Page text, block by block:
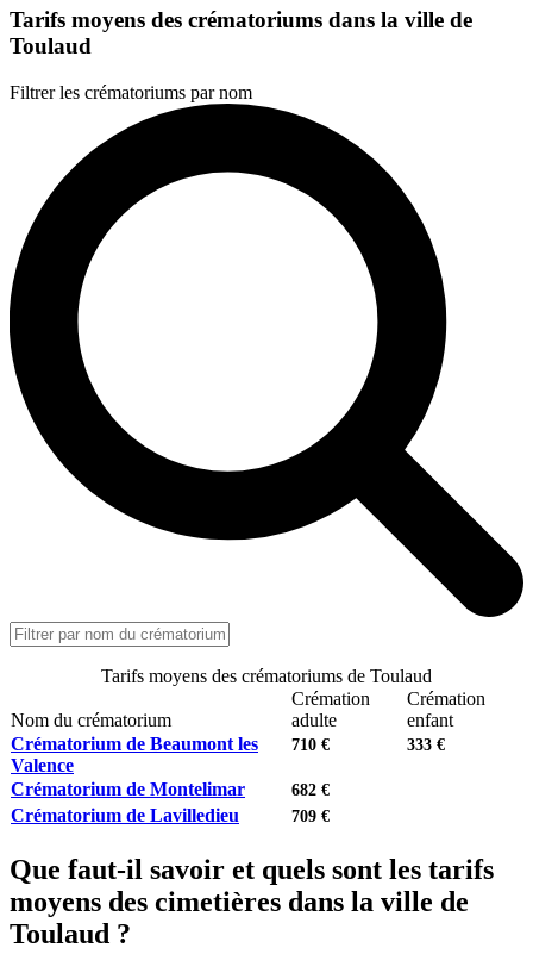
Tarifs moyens des crématoriums dans la ville de
Toulaud
Filtrer les crématoriums par nom
Tarifs moyens des crématoriums de Toulaud
Nom du crématorium
Crémation
adulte
Crémation
enfant
Crématorium de Beaumont les
Valence
710 € 333 €
Crématorium de Montelimar 682 €
Crématorium de Lavilledieu 709 €
Que faut-il savoir et quels sont les tarifs
moyens des cimetières dans la ville de
Toulaud ?